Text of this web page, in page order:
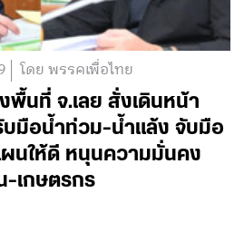
โดย พรรคเพื่อไทย
พื้นที่ จ.เลย สั่งเดินหน้า
มือน้ำท่วม-น้ำแล้ง จับมือ
นให้ดี หนุนความมั่นคง
-เกษตรกร